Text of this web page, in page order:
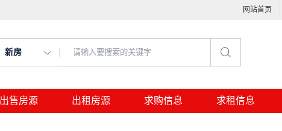
网站首页
新房
出售房源 出租房源 求购信息 求租信息